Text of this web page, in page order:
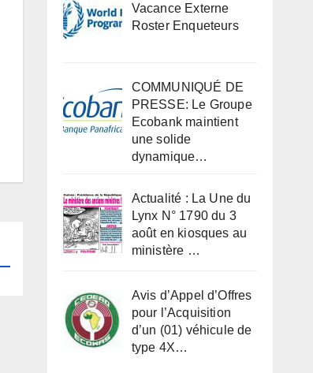
Vacance Externe
Roster Enqueteurs
COMMUNIQUÉ DE
PRESSE: Le Groupe
Ecobank maintient
une solide
dynamique…
Actualité : La Une du
Lynx N° 1790 du 3
août en kiosques au
ministère …
Avis d’Appel d’Offres
pour l’Acquisition
d’un (01) véhicule de
type 4X…